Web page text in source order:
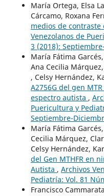
María Ortega, Elsa
Cárcamo, Roxana
medios de
Venezolanos de
3 (2018):
María Fátima
Ana Cecilia
, Celsy Hernández,
A2756G del gen
espectro autista ,
Puericultura y
Septiembre-
María Fátima
Cecilia Márquez,
Celsy Hernández,
del Gen MTHFR en
Autista , Archivos
Pediatría: Vol. 81
Francisco